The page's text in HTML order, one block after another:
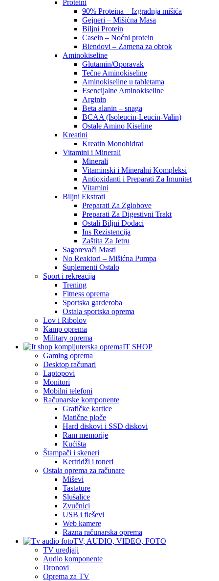
Proteini
90% Proteina – Izgradnja mišića
Gejneri – Mišićna Masa
Biljni Protein
Casein – Noćni protein
Blendovi – Zamena za obrok
Aminokiseline
Glutamin/Oporavak
Tečne Aminokiseline
Aminokiseline u tabletama
Esencijalne Aminokiseline
Arginin
Beta alanin – snaga
BCAA (Isoleucin-Leucin-Valin)
Ostale Amino Kiseline
Kreatini
Kreatin Monohidrat
Vitamini i Minerali
Minerali
Vitaminski i Mineralni Kompleksi
Antioxidanti i Preparati Za Imunitet
Vitamini
Biljni Ekstrati
Preparati Za Zglobove
Preparati Za Digestivni Trakt
Ostali Biljni Dodaci
Ins Rezistencija
Zaštita Za Jetru
Sagorevači Masti
No Reaktori – Mišićna Pumpa
Suplementi Ostalo
Sport i rekreacija
Trening
Fitness oprema
Sportska garderoba
Ostala sportska oprema
Lov i Ribolov
Kamp oprema
Military oprema
IT SHOP
Gaming oprema
Desktop računari
Laptopovi
Monitori
Mobilni telefoni
Računarske komponente
Grafičke kartice
Matične ploče
Hard diskovi i SSD diskovi
Ram memorije
Kućišta
Štampači i skeneri
Kertridži i toneri
Ostala oprema za računare
Miševi
Tastature
Slušalice
Zvučnici
USB i fleševi
Web kamere
Razna računarska oprema
TV, AUDIO, VIDEO, FOTO
TV uredjaji
Audio komponente
Dronovi
Oprema za TV